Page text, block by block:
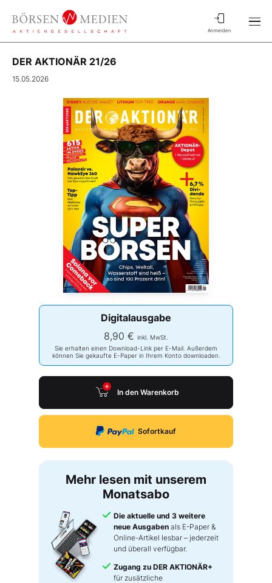
Anmelden
DER AKTIONÄR 21/26
15.05.2026
Digitalausgabe
8,90 € inkl. MwSt.
Sie erhalten einen Download-Link per E-Mail. Außerdem
können Sie gekaufte E-Paper in Ihrem Konto downloaden.
In den Warenkorb
Sofortkauf
Mehr lesen mit unserem
Monatsabo
Die aktuelle und 3 weitere
neue Ausgaben als E-Paper &
Online-Artikel lesbar – jederzeit
und überall verfügbar.
Zugang zu DER AKTIONÄR+
für zusätzliche